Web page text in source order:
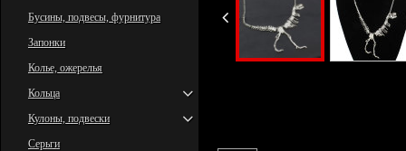
Бусины, подвесы, фурнитура
Запонки
Колье, ожерелья
Кольца
Кулоны, подвески
Серьги